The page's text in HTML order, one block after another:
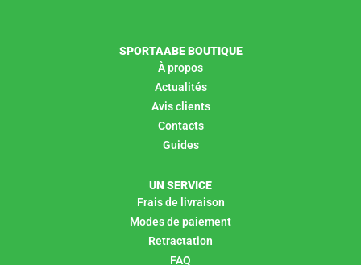
SPORTAABE BOUTIQUE
À propos
Actualités
Avis clients
Contacts
Guides
UN SERVICE
Frais de livraison
Modes de paiement
Retractation
FAQ